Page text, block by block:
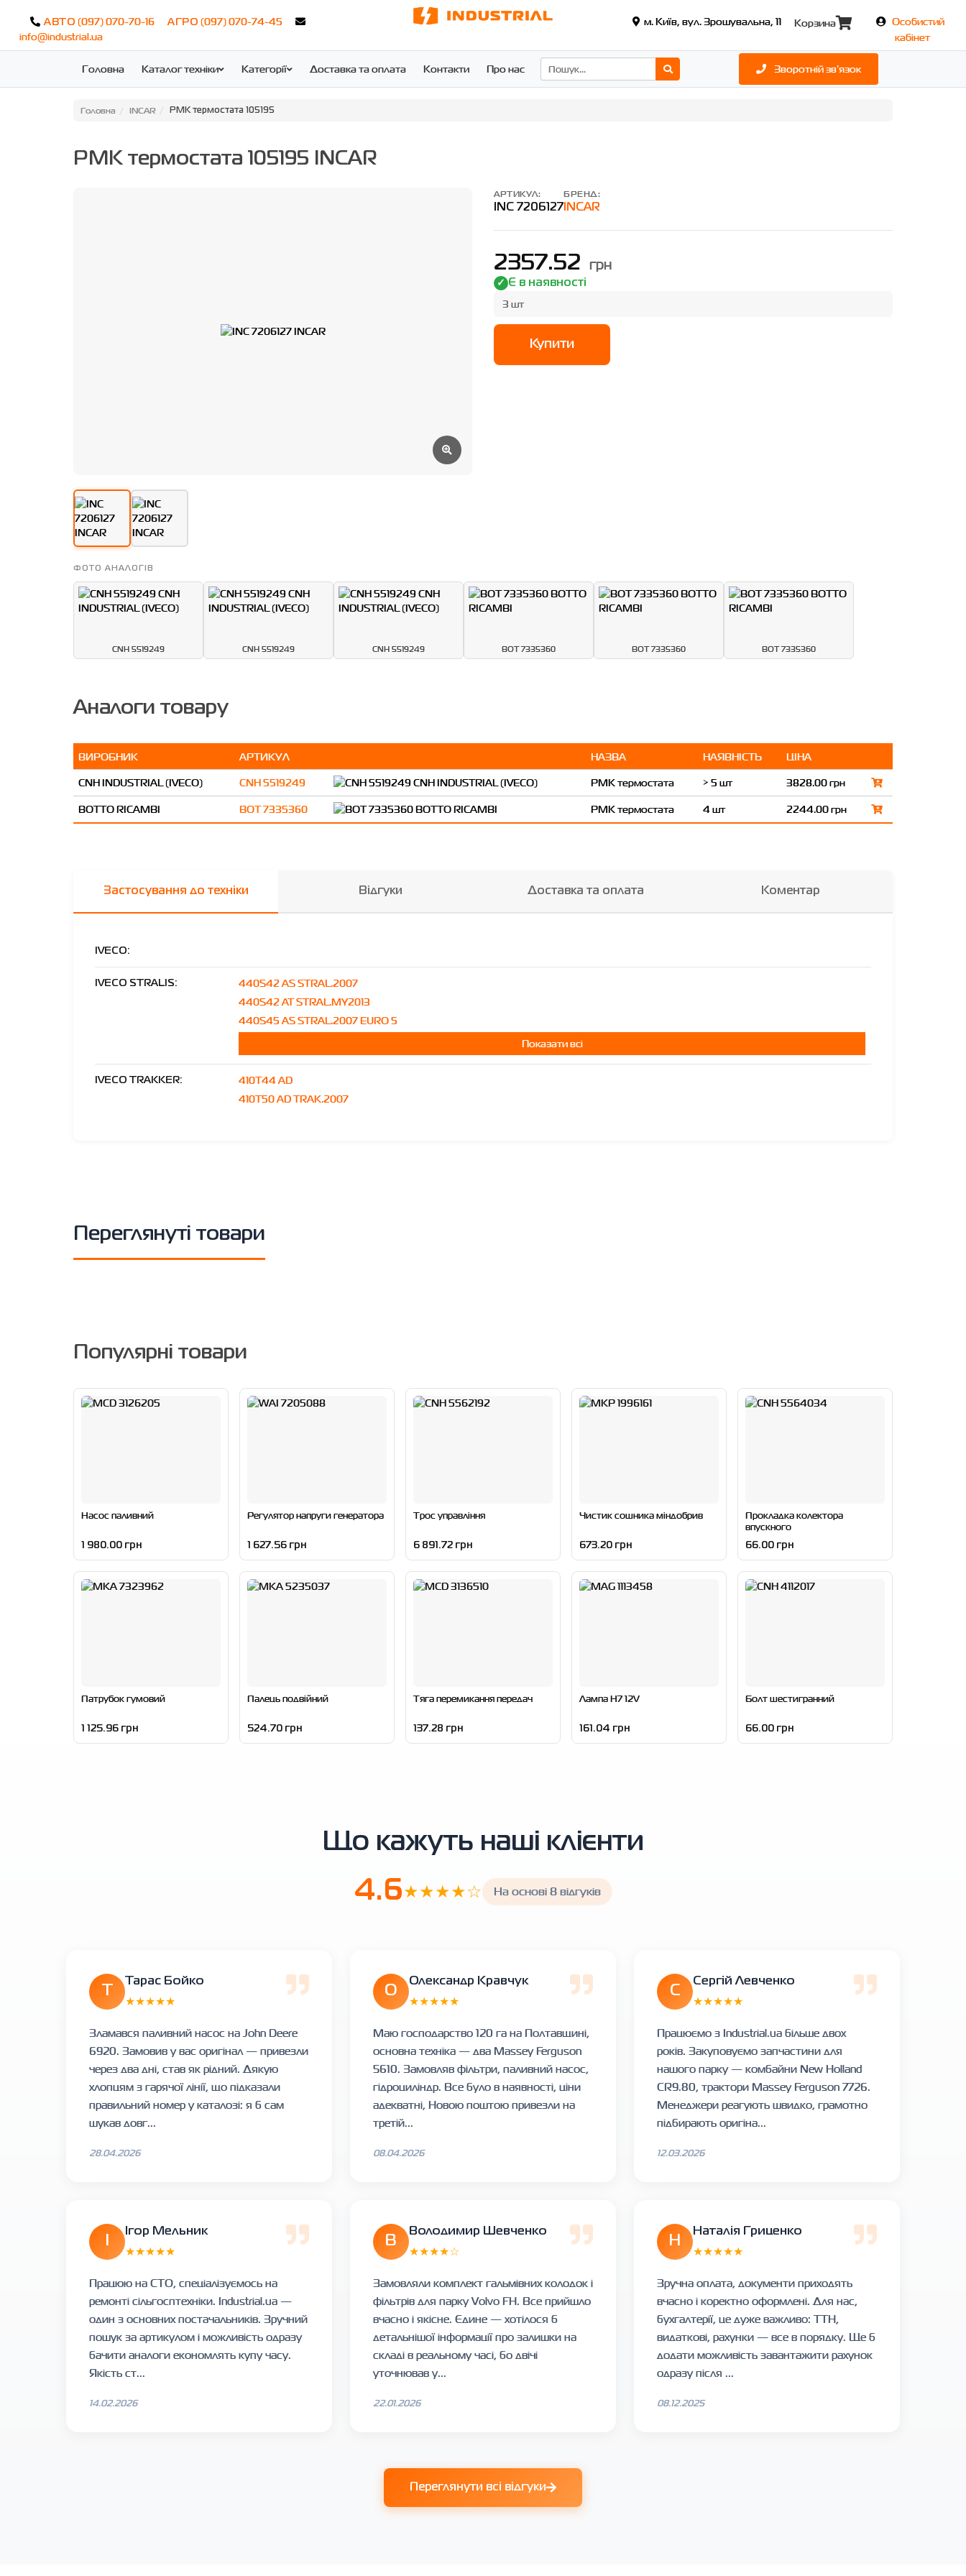
АВТО (097) 070-70-16 АГРО (097) 070-74-45
info@industrial.ua
м. Київ, вул. Зрошувальна, 11 Корзина
Особистий
кабінет
Головна Каталог техніки Категорії Доставка та оплата Контакти Про нас Зворотній зв'язок
Головна INCAR РМК термостата 105195
РМК термостата 105195 INCAR
АРТИКУЛ:
INC 7206127
БРЕНД:
INCAR
2357.52 грн
Є в наявності
3 шт
Купити
ФОТО АНАЛОГІВ
CNH 5519249 CNH 5519249 CNH 5519249 BOT 7335360 BOT 7335360 BOT 7335360
Аналоги товару
ВИРОБНИК АРТИКУЛ НАЗВА НАЯВНІСТЬ
ЦІНА
CNH INDUSTRIAL (IVECO)
CNH 5519249 РМК термостата > 5 шт
3828.00 грн
BOTTO RICAMBI
BOT 7335360 РМК термостата 4 шт 2244.00 грн
Застосування до техніки Відгуки Доставка та оплата Коментар
IVECO:
IVECO STRALIS:
440S42 AS STRAL.2007
440S42 AT STRAL.MY2013
440S45 AS STRAL.2007 EURO 5
Показати всі
IVECO TRAKKER:
410T44 AD
410T50 AD TRAK.2007
Переглянуті товари
Популярні товари
Насос паливний
1 980.00 грн
Регулятор напруги генератора
1 627.56 грн
Трос управління
6 891.72 грн
Чистик сошника міндобрив
673.20 грн
Прокладка колектора
впускного
66.00 грн
Патрубок гумовий
1 125.96 грн
Палець подвійний
524.70 грн
Тяга перемикання передач
137.28 грн
Лампа H7 12V
161.04 грн
Болт шестигранний
66.00 грн
Що кажуть наші клієнти
4.6★★★★☆ На основі 8 відгуків
Тарас Бойко
★★★★★
Зламався паливний насос на John Deere
6920. Замовив у вас оригінал — привезли
через два дні, став як рідний. Дякую
хлопцям з гарячої лінії, що підказали
правильний номер у каталозі: я б сам
шукав довг...
28.04.2026
О
Олександр Кравчук
★★★★★
Маю господарство 120 га на Полтавщині,
основна техніка — два Massey Ferguson
5610. Замовляв фільтри, паливний насос,
гідроциліндр. Все було в наявності, ціни
адекватні, Новою поштою привезли на
третій...
08.04.2026
С
Сергій Левченко
★★★★★
Працюємо з Industrial.ua більше двох
років. Закуповуємо запчастини для
нашого парку — комбайни New Holland
CR9.80, трактори Massey Ferguson 7726.
Менеджери реагують швидко, грамотно
підбирають оригіна...
12.03.2026
Ігор Мельник
★★★★★
Працюю на СТО, спеціалізуємось на
ремонті сільгосптехніки. Industrial.ua —
один з основних постачальників. Зручний
пошук за артикулом і можливість одразу
бачити аналоги економлять купу часу.
Якість ст...
14.02.2026
В
Володимир Шевченко
★★★★☆
Замовляли комплект гальмівних колодок і
фільтрів для парку Volvo FH. Все прийшло
вчасно і якісне. Єдине — хотілося б
детальнішої інформації про залишки на
складі в реальному часі, бо двічі
уточнював у...
22.01.2026
Н
Наталія Гриценко
★★★★★
Зручна оплата, документи приходять
вчасно і коректно оформлені. Для нас,
бухгалтерії, це дуже важливо: ТТН,
видаткові, рахунки — все в порядку. Ще б
додати можливість завантажити рахунок
одразу після ...
08.12.2025
Переглянути всі відгуки